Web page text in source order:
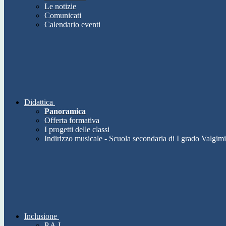
Le notizie
Comunicati
Calendario eventi
Didattica
Panoramica
Offerta formativa
I progetti delle classi
Indirizzo musicale - Scuola secondaria di I grado
Inclusione